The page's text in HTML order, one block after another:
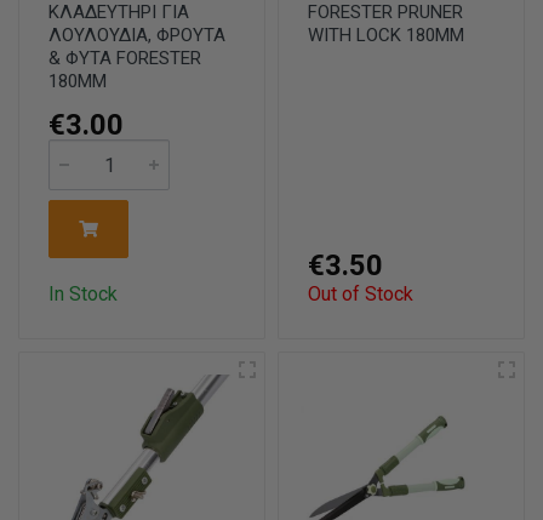
ΚΛΑΔΕΥΤΗΡΙ ΓΙΑ
ΛΟΥΛΟΥΔΙΑ, ΦΡΟΥΤΑ
& ΦΥΤΑ FORESTER
180ΜΜ
€3.00
In Stock
FORESTER PRUNER
WITH LOCK 180MM
€3.50
Out of Stock